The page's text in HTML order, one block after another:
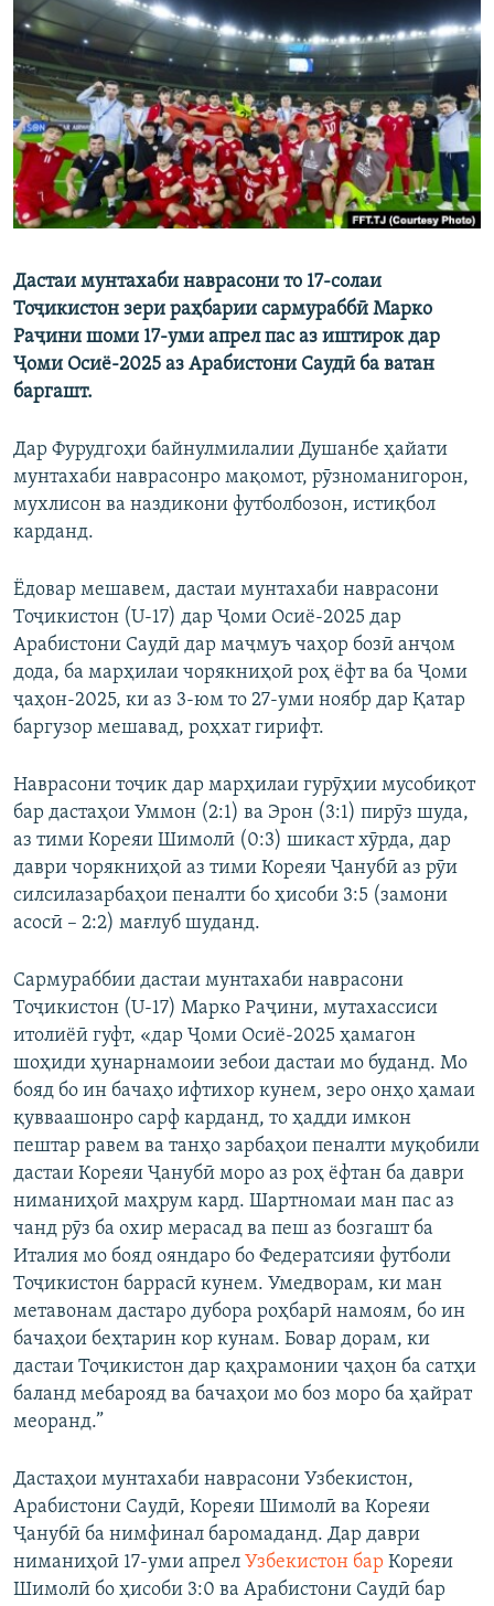
ГУЗОРИШҲОИ РАДИОӢ
Русский
ПАЙГИРӢ КУНЕД
Дастаи мунтахаби наврасони то 17-солаи
Тоҷикистон зери раҳбарии сармураббӣ Марко
Раҷини шоми 17-уми апрел пас аз иштирок дар
Ҷоми Осиё-2025 аз Арабистони Саудӣ ба ватан
баргашт.
Дар Фурудгоҳи байнулмилалии Душанбе ҳайати
мунтахаби наврасонро мақомот, рӯзноманигорон,
мухлисон ва наздикони футболбозон, истиқбол
карданд.
Ёдовар мешавем, дастаи мунтахаби наврасони
Тоҷикистон (U-17) дар Ҷоми Осиё-2025 дар
Арабистони Саудӣ дар маҷмуъ чаҳор бозӣ анҷом
дода, ба марҳилаи чорякниҳоӣ роҳ ёфт ва ба Ҷоми
ҷаҳон-2025, ки аз 3-юм то 27-уми ноябр дар Қатар
баргузор мешавад, роҳхат гирифт.
Наврасони тоҷик дар марҳилаи гурӯҳии мусобиқот
бар дастаҳои Уммон (2:1) ва Эрон (3:1) пирӯз шуда,
аз тими Кореяи Шимолӣ (0:3) шикаст хӯрда, дар
даври чорякниҳоӣ аз тими Кореяи Ҷанубӣ аз рӯи
силсилазарбаҳои пеналти бо ҳисоби 3:5 (замони
асосӣ – 2:2) мағлуб шуданд.
Сармураббии дастаи мунтахаби наврасони
Тоҷикистон (U-17) Марко Раҷини, мутахассиси
итолиёӣ гуфт, «дар Ҷоми Осиё-2025 ҳамагон
шоҳиди ҳунарнамоии зебои дастаи мо буданд. Мо
бояд бо ин бачаҳо ифтихор кунем, зеро онҳо ҳамаи
қувваашонро сарф карданд, то ҳадди имкон
пештар равем ва танҳо зарбаҳои пеналти муқобили
дастаи Кореяи Ҷанубӣ моро аз роҳ ёфтан ба даври
ниманиҳоӣ маҳрум кард. Шартномаи ман пас аз
чанд рӯз ба охир мерасад ва пеш аз бозгашт ба
Италия мо бояд ояндаро бо Федератсияи футболи
Тоҷикистон баррасӣ кунем. Умедворам, ки ман
метавонам дастаро дубора роҳбарӣ намоям, бо ин
бачаҳои беҳтарин кор кунам. Бовар дорам, ки
дастаи Тоҷикистон дар қаҳрамонии ҷаҳон ба сатҳи
баланд мебарояд ва бачаҳои мо боз моро ба ҳайрат
меоранд.”
Дастаҳои мунтахаби наврасони Узбекистон,
Арабистони Саудӣ, Кореяи Шимолӣ ва Кореяи
Ҷанубӣ ба нимфинал баромаданд. Дар даври
ниманиҳоӣ 17-уми апрел Узбекистон бар Кореяи
Шимолӣ бо ҳисоби 3:0 ва Арабистони Саудӣ бар